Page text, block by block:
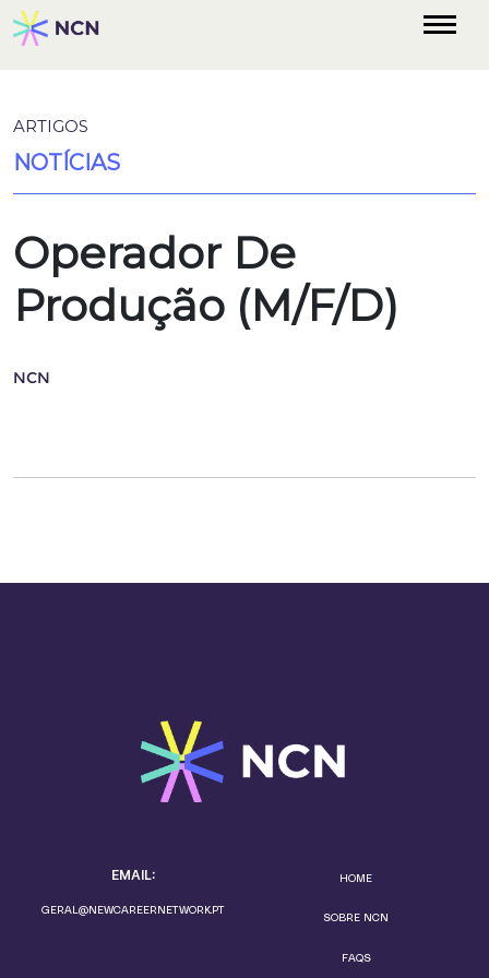
ARTIGOS
NOTÍCIAS
Operador De
Produção (M/F/D)
NCN
EMAIL:
GERAL@NEWCAREERNETWORK.PT
HOME
SOBRE NCN
FAQS